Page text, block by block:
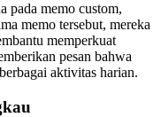
pada memo custom,
memo tersebut, mereka
memperkuat
pesan bahwa
aktivitas harian.